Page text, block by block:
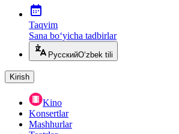
Taqvim
Sana bo‘yicha tadbirlar
РусскийO‘zbek tili
Kirish
Kino
Konsertlar
Mashhurlar